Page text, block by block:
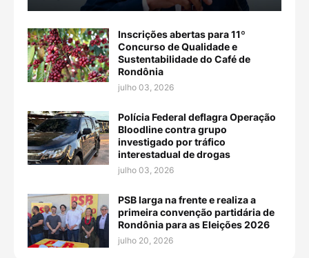
Inscrições abertas para 11º
Concurso de Qualidade e
Sustentabilidade do Café de
Rondônia
julho 03, 2026
Polícia Federal deflagra Operação
Bloodline contra grupo
investigado por tráfico
interestadual de drogas
julho 03, 2026
PSB larga na frente e realiza a
primeira convenção partidária de
Rondônia para as Eleições 2026
julho 20, 2026